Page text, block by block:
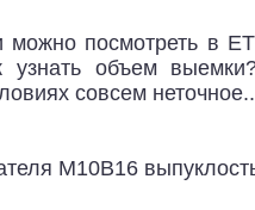
посмотреть в
объем
совсем
M10B16